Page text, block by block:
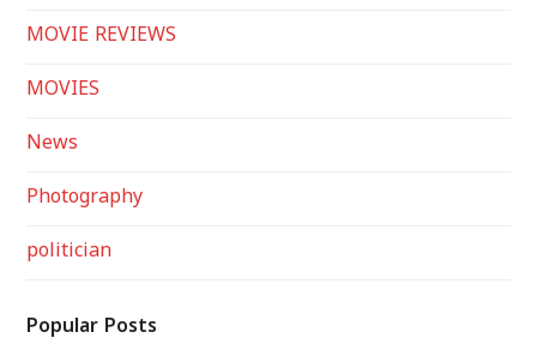
MOVIE REVIEWS
MOVIES
News
Photography
politician
Popular Posts